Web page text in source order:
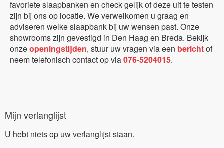
favoriete slaapbanken en check gelijk of deze uit te testen
zijn bij ons op locatie. We verwelkomen u graag en
adviseren welke slaapbank bij uw wensen past. Onze
showrooms zijn gevestigd in Den Haag en Breda. Bekijk
onzeopeningstijden, stuur uw vragen via een berichtof
neem telefonisch contact op via076-5204015.
Mijn verlanglijst
U hebt niets op uw verlanglijst staan.